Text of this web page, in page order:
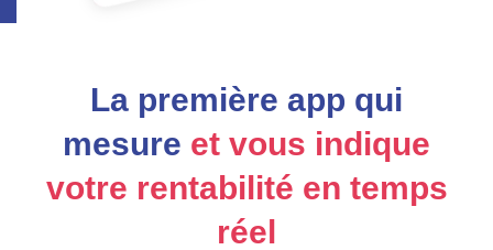
La première app qui
mesure et vous indique
votre rentabilité en temps
réel